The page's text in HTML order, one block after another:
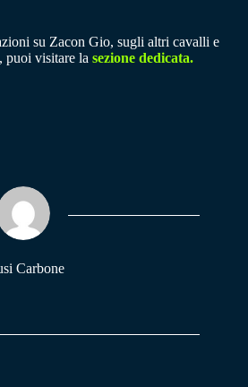
su Zacon Gio, sugli altri cavalli e
puoi visitare la sezione dedicata.
Carbone